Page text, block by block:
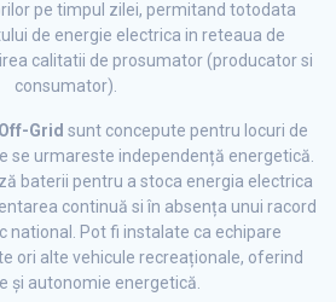
pe timpul zilei, permitand totodata
de energie electrica in reteaua de
calitatii de prosumator (producator si
consumator).
Grid sunt concepute pentru locuri de
se urmareste independență energetică.
baterii pentru a stoca energia electrica
continuă si în absența unui racord
national. Pot fi instalate ca echipare
ori alte vehicule recreaționale, oferind
și autonomie energetică.